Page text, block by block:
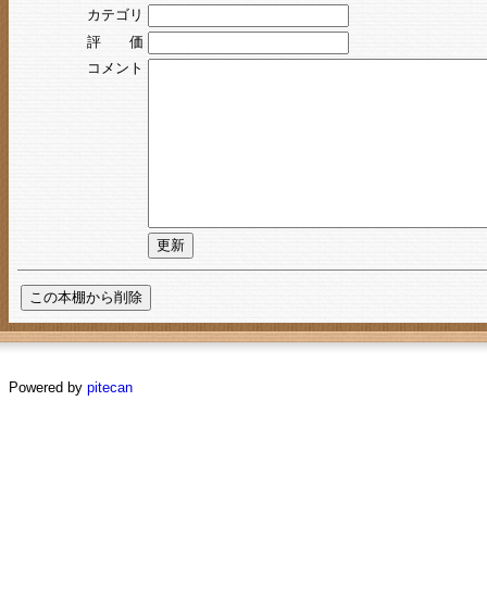
カテゴリ
評 価
コメント
Powered by pitecan